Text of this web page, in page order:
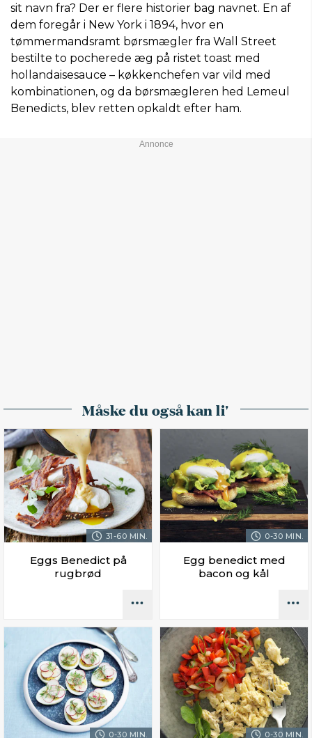
sit navn fra? Der er flere historier bag navnet. En af
dem foregår i New York i 1894, hvor en
tømmermandsramt børsmægler fra Wall Street
bestilte to pocherede æg på ristet toast med
hollandaisesauce – køkkenchefen var vild med
kombinationen, og da børsmægleren hed Lemeul
Benedicts, blev retten opkaldt efter ham.
Måske du også kan li'
31-60 MIN.
Eggs Benedict på
rugbrød
0-30 MIN.
Egg benedict med
bacon og kål
0-30 MIN. 0-30 MIN.